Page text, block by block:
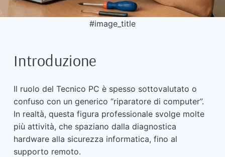
#image_title
Introduzione
Il ruolo del Tecnico PC è spesso sottovalutato o
confuso con un generico “riparatore di computer”.
In realtà, questa figura professionale svolge molte
più attività, che spaziano dalla diagnostica
hardware alla sicurezza informatica, fino al
supporto remoto.